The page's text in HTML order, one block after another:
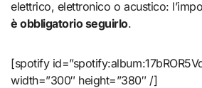
elettrico, elettronico o acustico:
è obbligatorio seguirlo.
[spotify
width=”300″ height=”380″ /]